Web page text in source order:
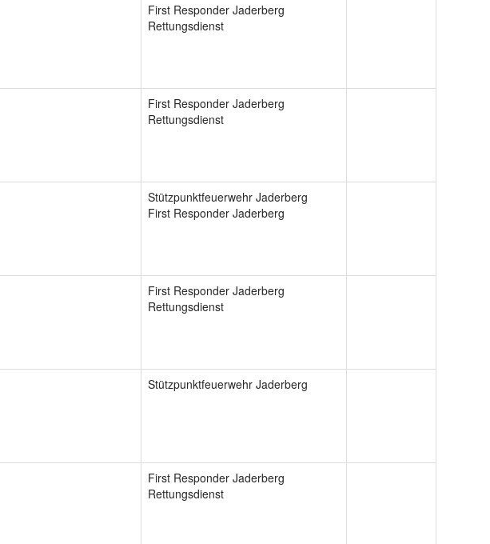
First Responder Jaderberg
Rettungsdienst
First Responder Jaderberg
Rettungsdienst
Stützpunktfeuerwehr Jaderberg
First Responder Jaderberg
First Responder Jaderberg
Rettungsdienst
Stützpunktfeuerwehr Jaderberg
First Responder Jaderberg
Rettungsdienst